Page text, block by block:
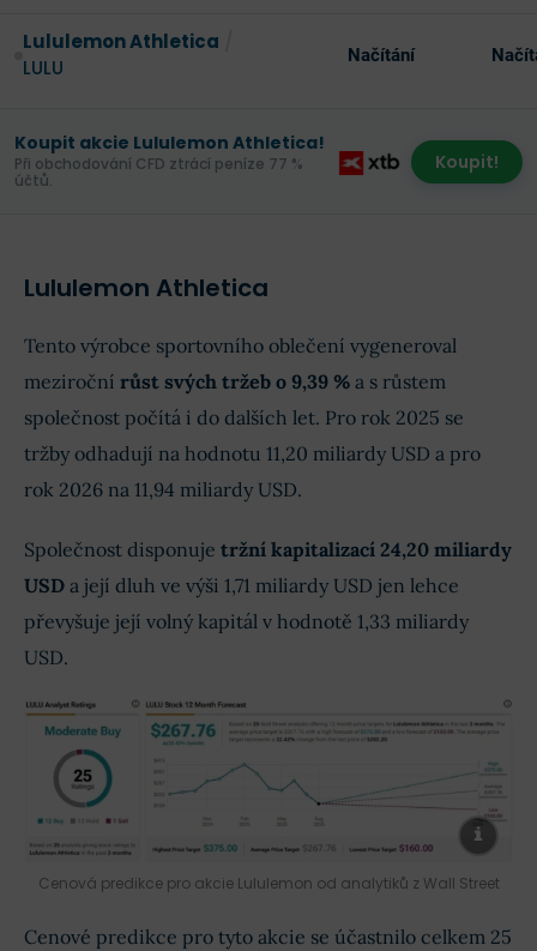
Lululemon Athletica
LULU
Načítání
Koupit akcie Lululemon Athletica!
Při obchodování CFD ztrácí peníze 77 %
účtů.
Koupit!
Lululemon Athletica
Tento výrobce sportovního oblečení vygeneroval
meziroční růst svých tržeb o 9,39 % a s růstem
společnost počítá i do dalších let. Pro rok 2025 se
tržby odhadují na hodnotu 11,20 miliardy USD a pro
rok 2026 na 11,94 miliardy USD.
Společnost disponuje tržní kapitalizací 24,20 miliardy
USD a její dluh ve výši 1,71 miliardy USD jen lehce
převyšuje její volný kapitál v hodnotě 1,33 miliardy
USD.
Cenová predikce pro akcie Lululemon od analytiků z Wall Street
Cenové predikce pro tyto akcie se účastnilo celkem 25